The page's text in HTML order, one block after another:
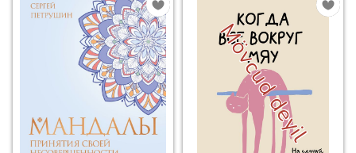
Mövcud deyil